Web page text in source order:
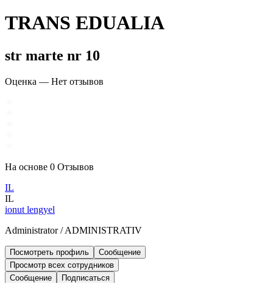
TRANS EDUALIA
str marte nr 10
Оценка — Нет отзывов
На основе 0 Отзывов
IL
IL
ionut lengyel
Administrator/ADMINISTRATIV
Посмотреть профиль
Сообщение
Просмотр всех сотрудников
Сообщение
Подписаться